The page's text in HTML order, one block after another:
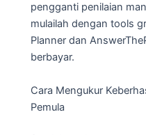
pengganti penilaian
mulailah dengan tools
Planner dan
berbayar.
Cara Mengukur
Pemula